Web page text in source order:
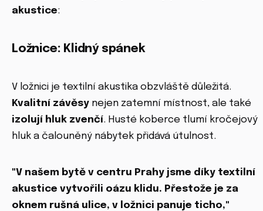
akustice:
Ložnice: Klidný spánek
V ložnici je textilní akustika obzvláště důležitá.
Kvalitní závěsy nejen zatemní místnost, ale také
izolují hluk zvenčí. Husté koberce tlumí kročejový
hluk a čalouněný nábytek přidává útulnost.
"V našem bytě v centru Prahy jsme díky textilní
akustice vytvořili oázu klidu. Přestože je za
oknem rušná ulice, v ložnici panuje ticho,"